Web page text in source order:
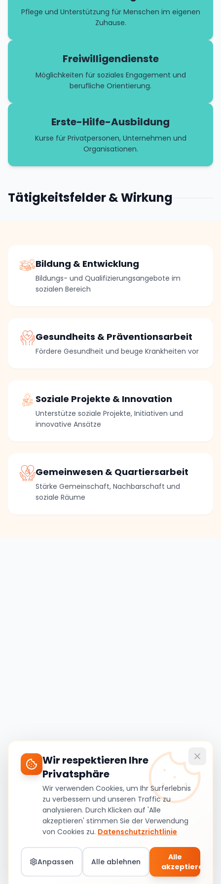
Pflege und Unterstützung für Menschen im eigenen
Zuhause.
Freiwilligendienste
Möglichkeiten für soziales Engagement und
berufliche Orientierung.
Erste-Hilfe-Ausbildung
Kurse für Privatpersonen, Unternehmen und
Organisationen.
Tätigkeitsfelder & Wirkung
Bildung & Entwicklung
Bildungs- und Qualifizierungsangebote im
sozialen Bereich
Gesundheits & Präventionsarbeit
Fördere Gesundheit und beuge Krankheiten vor
Soziale Projekte & Innovation
Unterstütze soziale Projekte, Initiativen und
innovative Ansätze
Gemeinwesen & Quartiersarbeit
Stärke Gemeinschaft, Nachbarschaft und
soziale Räume
Wir respektieren Ihre
Privatsphäre
Wir verwenden Cookies, um Ihr Surferlebnis
zu verbessern und unseren Traffic zu
analysieren. Durch Klicken auf 'Alle
akzeptieren' stimmen Sie der Verwendung
von Cookies zu. Datenschutzrichtlinie
Anpassen Alle ablehnen
Alle
akzeptieren